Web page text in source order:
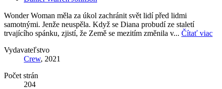
Wonder Woman měla za úkol zachránit svět lidí před lidmi
samotnými. Jenže neuspěla. Když se Diana probudí ze staletí
trvajícího spánku, zjistí, že Země se mezitím změnila v... Čítať viac
Vydavateľstvo
Crew, 2021
Počet strán
204